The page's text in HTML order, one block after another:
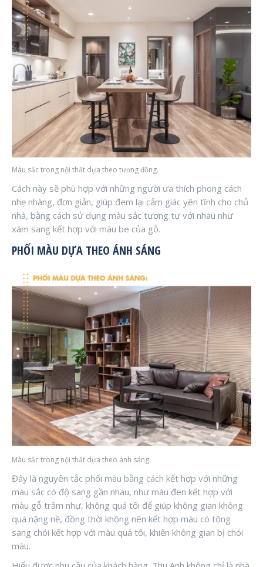
Màu sắc trong nội thất dựa theo tương đồng.
Cách này sẽ phù hợp với những người ưa thích phong cách
nhẹ nhàng, đơn giản, giúp đem lại cảm giác yên tĩnh cho chủ
nhà, bằng cách sử dụng màu sắc tương tự với nhau như
xám sang kết hợp với màu be của gỗ.
PHỐI MÀU DỰA THEO ÁNH SÁNG
Màu sắc trong nội thất dựa theo ánh sáng.
Đây là nguyên tắc phối màu bằng cách kết hợp với những
màu sắc có độ sang gần nhau, như màu đen kết hợp với
màu gỗ trầm nhự, không quá tối để giúp không gian không
quá nặng nề, đồng thời không nên kết hợp màu có tông
sang chói kết hợp với màu quá tối, khiến không gian bị chói
màu.